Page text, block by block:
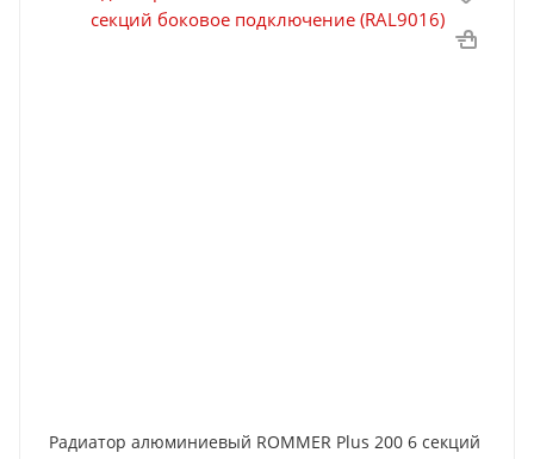
Радиатор алюминиевый ROMMER Plus 200 6 секций